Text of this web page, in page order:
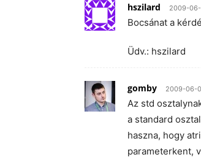
hszilard 2009-
Bocsánat a
Üdv.: hszilard
gomby 2009-06-
Az std
a standard
haszna, hogy
parameterkent,